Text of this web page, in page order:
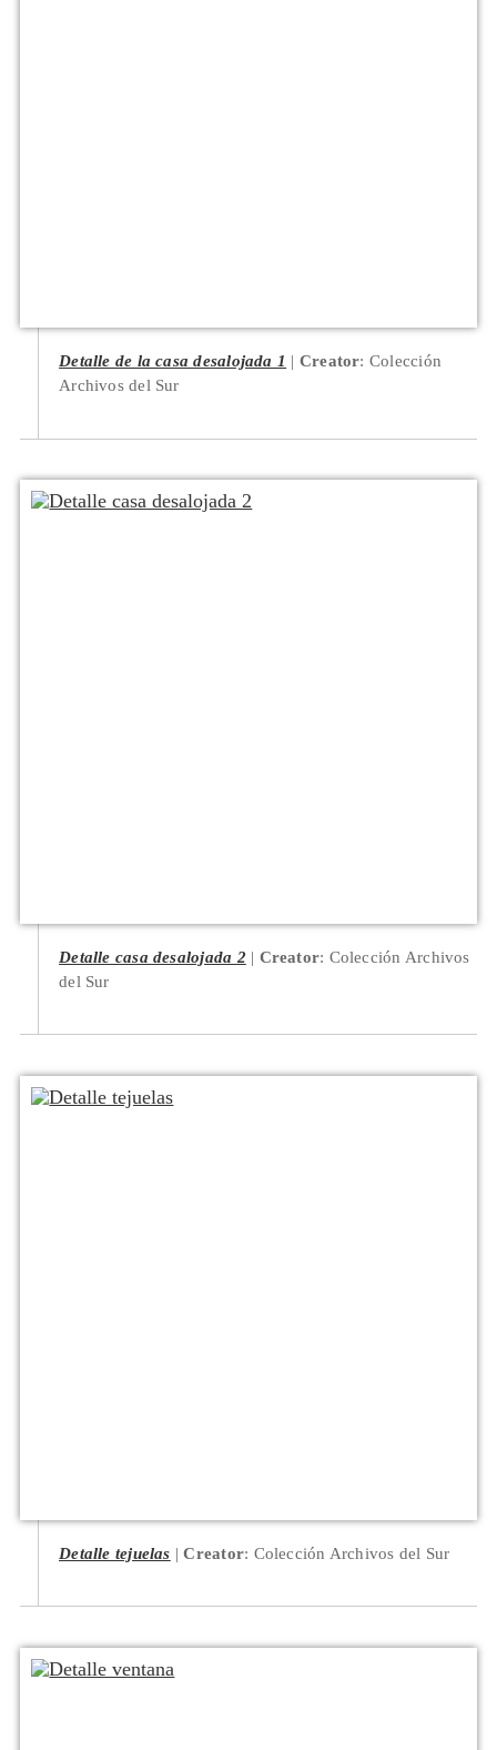
Detalle de la casa desalojada 1 Creator: Colección
Archivos del Sur
Detalle casa desalojada 2 Creator: Colección Archivos
del Sur
Detalle tejuelas Creator: Colección Archivos del Sur